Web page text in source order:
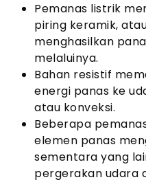
Pemanas listrik
piring keramik,
menghasilkan
melaluinya.
Bahan resistif
energi panas ke
atau konveksi.
Beberapa
elemen panas
sementara yang
pergerakan udara